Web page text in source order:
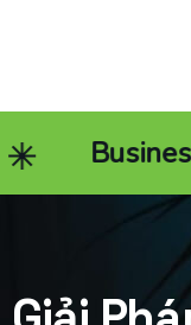
Business